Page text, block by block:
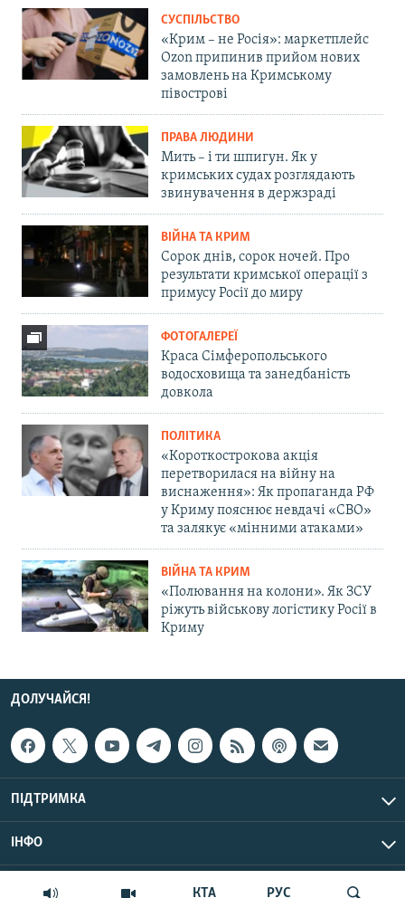
КТА РУС
СУСПІЛЬСТВО
«Крим – не Росія»: маркетплейс
Ozon припинив прийом нових
замовлень на Кримському
півострові
ПРАВА ЛЮДИНИ
Мить – і ти шпигун. Як у
кримських судах розглядають
звинувачення в держзраді
ВІЙНА ТА КРИМ
Сорок днів, сорок ночей. Про
результати кримської операції з
примусу Росії до миру
ФОТОГАЛЕРЕЇ
Краса Сімферопольського
водосховища та занедбаність
довкола
ПОЛІТИКА
«Короткострокова акція
перетворилася на війну на
виснаження»: Як пропаганда РФ
у Криму пояснює невдачі «СВО»
та залякує «мінними атаками»
ВІЙНА ТА КРИМ
«Полювання на колони». Як ЗСУ
ріжуть військову логістику Росії в
Криму
ДОЛУЧАЙСЯ!
ПІДТРИМКА
ІНФО
© Крим.Реалії, 2026 | Усі права застережено.